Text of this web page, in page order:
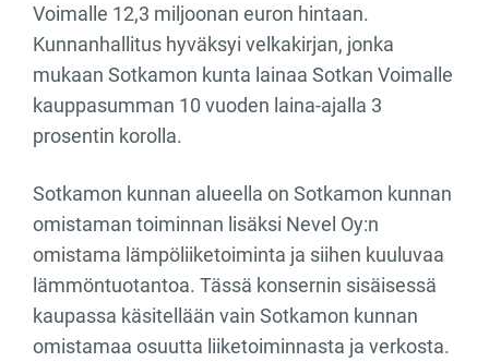
Voimalle 12,3 miljoonan euron hintaan.
Kunnanhallitus hyväksyi velkakirjan, jonka
mukaan Sotkamon kunta lainaa Sotkan Voimalle
kauppasumman 10 vuoden laina-ajalla 3
prosentin korolla.
Sotkamon kunnan alueella on Sotkamon kunnan
omistaman toiminnan lisäksi Nevel Oy:n
omistama lämpöliiketoiminta ja siihen kuuluvaa
lämmöntuotantoa. Tässä konsernin sisäisessä
kaupassa käsitellään vain Sotkamon kunnan
omistamaa osuutta liiketoiminnasta ja verkosta.